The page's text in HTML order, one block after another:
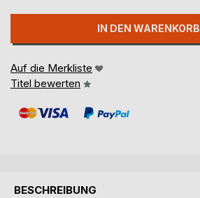
IN DEN WARENKORB
Auf die Merkliste
Titel bewerten
BESCHREIBUNG